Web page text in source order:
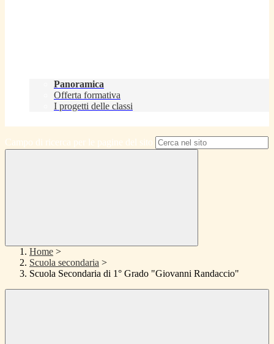
Panoramica
Offerta formativa
I progetti delle classi
Campo di ricerca per le pagine del sito
Home >
Scuola secondaria >
Scuola Secondaria di 1° Grado "Giovanni Randaccio"